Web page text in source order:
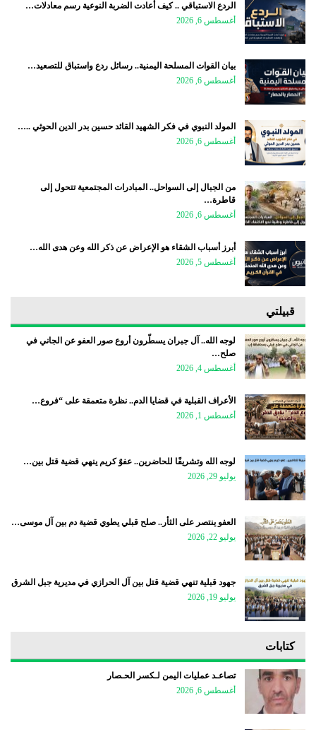
الردع الاستباقي .. كيف أعادت الضربة النوعية رسم معادلات…
أغسطس 6, 2026
بيان القوات المسلحة اليمنية.. رسائل ردع واستباق للتصعيد…
أغسطس 6, 2026
المولد النبوي في فكر الشهيد القائد حسين بدر الدين الحوثي ..…
أغسطس 6, 2026
من الجبال إلى السواحل.. المبادرات المجتمعية تتحول إلى
قاطرة…
أغسطس 6, 2026
أبرز أسباب الشقاء هو الإعراض عن ذكر الله وعن هدى الله…
أغسطس 5, 2026
قبيلتي
لوجه الله.. آل جبران يسطّرون أروع صور العفو عن الجاني في
صلح…
أغسطس 4, 2026
الأعراف القبلية في قضايا الدم.. نظرة متعمقة على “فروع…
أغسطس 1, 2026
لوجه الله وتشريفًا للحاضرين.. عفوٌ كريم ينهي قضية قتل بين…
يوليو 29, 2026
العفو ينتصر على الثأر.. صلح قبلي يطوي قضية دم بين آل موسى…
يوليو 22, 2026
جهود قبلية تنهي قضية قتل بين آل الحرازي في مديرية جبل الشرق
يوليو 19, 2026
كتابات
تصاعـد عمليات اليمن لـكسر الحـصار
أغسطس 6, 2026